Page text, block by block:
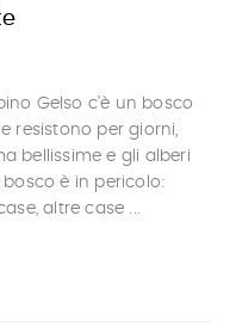
Gelso c’è un bosco
resistono per giorni,
bellissime e gli alberi
è in pericolo:
altre case ...